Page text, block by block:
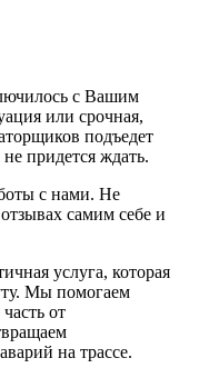
с Вашим
или срочная,
подъедет
придется ждать.
с нами. Не
самим себе и
услуга, которая
Мы помогаем
от
на трассе.